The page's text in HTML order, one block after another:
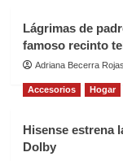
Lágrimas de
famoso recinto
Adriana Becerra Rojas
Accesorios Hogar
Hisense estrena
Dolby